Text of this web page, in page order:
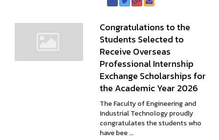
Congratulations to the
Students Selected to
Receive Overseas
Professional Internship
Exchange Scholarships for
the Academic Year 2026
The Faculty of Engineering and
Industrial Technology proudly
congratulates the students who
have bee ...